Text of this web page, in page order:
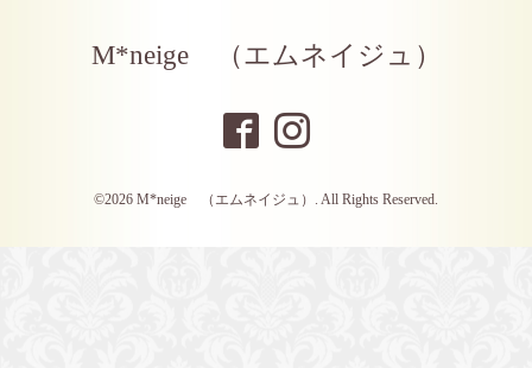
M*neige （エムネイジュ）
©2026 M*neige （エムネイジュ） . All Rights Reserved.